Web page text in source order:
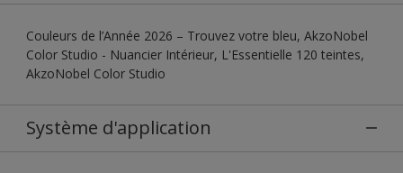
Couleurs de l’Année 2026 – Trouvez votre bleu, AkzoNobel
Color Studio - Nuancier Intérieur, L'Essentielle 120 teintes,
AkzoNobel Color Studio
Système d'application